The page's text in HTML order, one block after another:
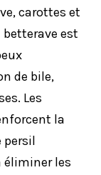
carottes et
est
de bile,
Les
la
persil
les